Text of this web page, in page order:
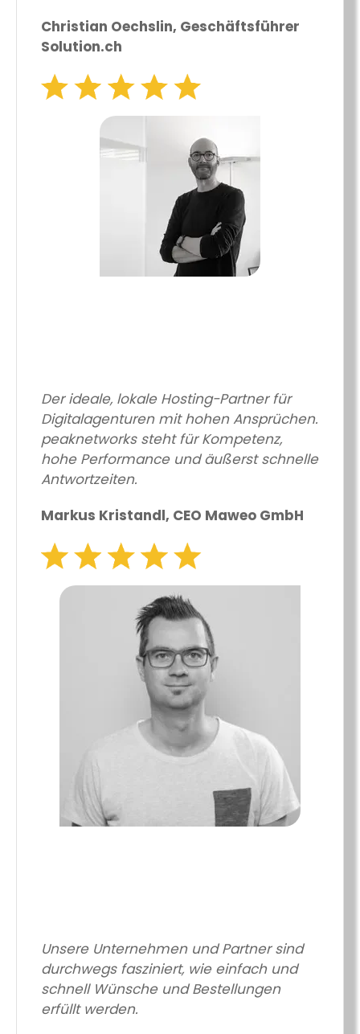
Christian Oechslin, Geschäftsführer
Solution.ch
Der ideale, lokale Hosting-Partner für
Digitalagenturen mit hohen Ansprüchen.
peaknetworks steht für Kompetenz,
hohe Performance und äußerst schnelle
Antwortzeiten.
Markus Kristandl, CEO Maweo GmbH
Unsere Unternehmen und Partner sind
durchwegs fasziniert, wie einfach und
schnell Wünsche und Bestellungen
erfüllt werden.